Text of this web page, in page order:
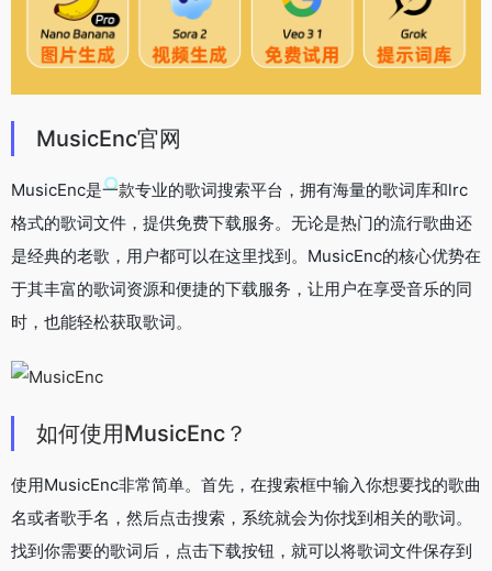
MusicEnc官网
MusicEnc是一款专业的歌词搜索平台，拥有海量的歌词库和lrc
格式的歌词文件，提供免费下载服务。无论是热门的流行歌曲还
是经典的老歌，用户都可以在这里找到。MusicEnc的核心优势在
于其丰富的歌词资源和便捷的下载服务，让用户在享受音乐的同
时，也能轻松获取歌词。
如何使用MusicEnc？
使用MusicEnc非常简单。首先，在搜索框中输入你想要找的歌曲
名或者歌手名，然后点击搜索，系统就会为你找到相关的歌词。
找到你需要的歌词后，点击下载按钮，就可以将歌词文件保存到